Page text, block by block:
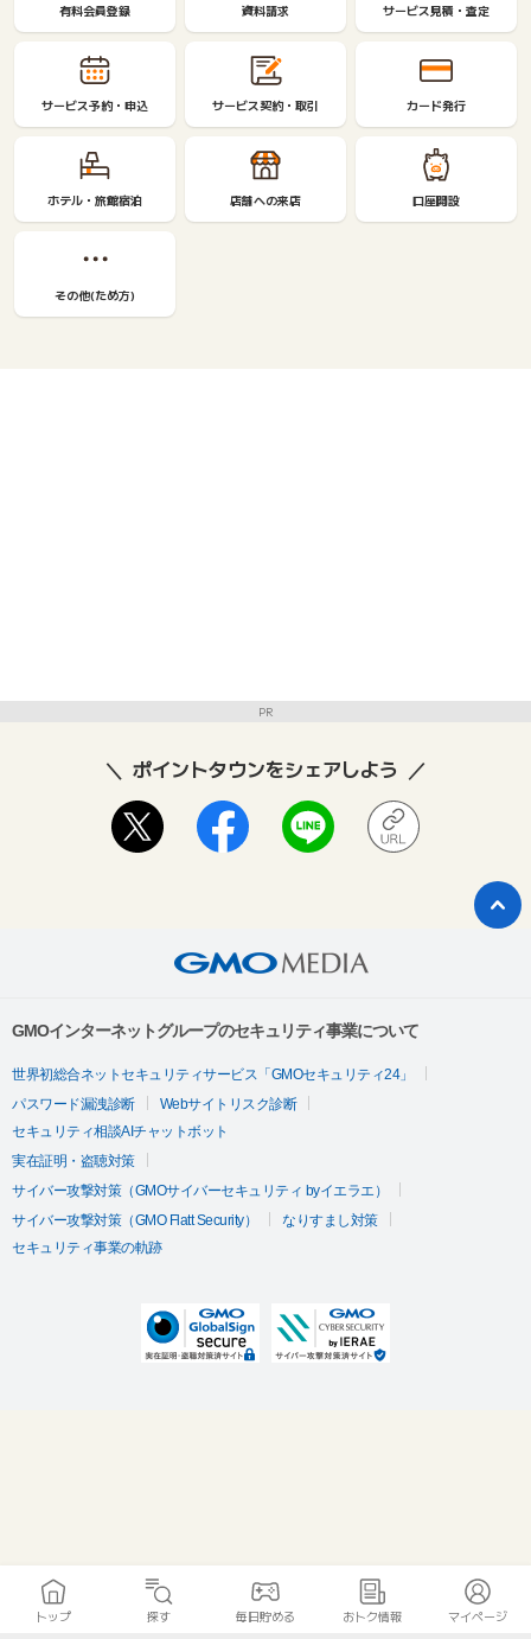
有料会員登録 資料請求 サービス見積・査定
サービス予約・申込 サービス契約・取引 カード発行
ホテル・旅館宿泊 店舗への来店 口座開設
その他(ため方)
PR
ポイントタウンをシェアしよう
GMOインターネットグループのセキュリティ事業について
世界初総合ネットセキュリティサービス「GMOセキュリティ24」
パスワード漏洩診断
Webサイトリスク診断
セキュリティ相談AIチャットボット
実在証明・盗聴対策
サイバー攻撃対策（GMOサイバーセキュリティ byイエラエ）
サイバー攻撃対策（GMO Flatt Security）
なりすまし対策
セキュリティ事業の軌跡
トップ 探す 毎日貯める おトク情報 マイページ